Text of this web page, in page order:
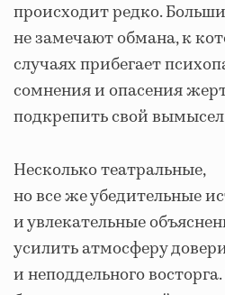
происходит редко.
не замечают обмана, к
случаях прибегает
сомнения и опасения
подкрепить свой
Несколько театральные,
но все же убедительные
и увлекательные
усилить атмосферу
и неподдельного